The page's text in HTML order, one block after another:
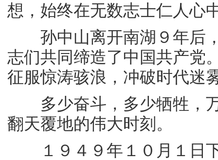
想，始终在无数志士仁人心
孙中山离开南湖９年后，
志们共同缔造了中国共产党
征服惊涛骇浪，冲破时代迷
多少奋斗，多少牺牲，万
翻天覆地的伟大时刻。
１９４９年１０月１日下